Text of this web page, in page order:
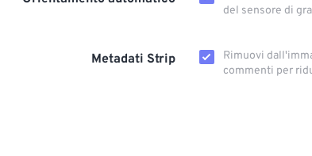
del sensore di
Metadati Strip
Rimuovi
commenti per